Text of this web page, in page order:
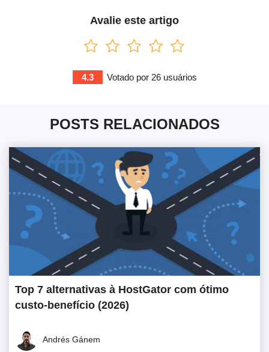
Avalie este artigo
4.3 Votado por 26usuários
POSTS RELACIONADOS
Top 7 alternativas à HostGator com ótimo
custo-benefício (2026)
Andrés Gánem